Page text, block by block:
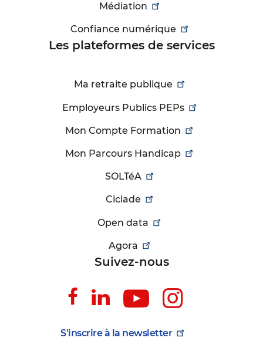
Médiation
Confiance numérique
Les plateformes de services
Ma retraite publique
Employeurs Publics PEPs
Mon Compte Formation
Mon Parcours Handicap
SOLTéA
Ciclade
Open data
Agora
Suivez-nous
Suivez-
nous
sur
Facebook
Suivez-
nous
sur
Linkedin
Suivez-
nous
sur
Youtube
Suivez-
nous
sur
S'inscrire à la newsletter